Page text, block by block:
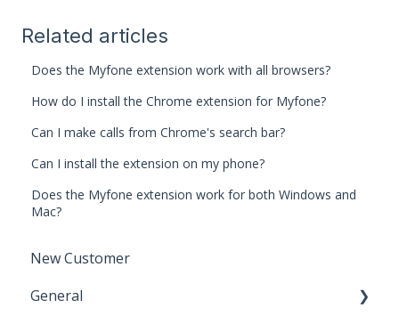
Related articles
Does the Myfone extension work with all browsers?
How do I install the Chrome extension for Myfone?
Can I make calls from Chrome's search bar?
Can I install the extension on my phone?
Does the Myfone extension work for both Windows and
Mac?
New Customer
General